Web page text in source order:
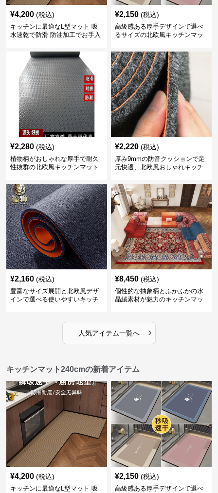
¥4,200 (税込)
キッチンに最適なL型マット 吸
水速乾で防滑 防油加工でお手入
¥2,150 (税込)
高級感ある厚手デザインで選べ
るサイズの北欧風キッチンマッ
¥2,280 (税込)
植物柄がおしゃれな厚手で耐久
性抜群の北欧風キッチンマット
¥2,220 (税込)
厚み9mmの防音クッションで足
元快適、北欧風おしゃれキッチ
¥2,160 (税込)
豊富なサイズ展開と北欧風デザ
インで選べる使いやすいキッチ
¥8,450 (税込)
個性的な抽象柄とふかふかの水
晶絨素材が魅力のキッチンマッ
人気アイテム一覧へ ›
キッチンマット240cmの新着アイテム
¥4,200 (税込)
キッチンに最適なL型マット 吸
¥2,150 (税込)
高級感ある厚手デザインで選べ